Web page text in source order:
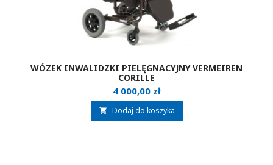
WÓZEK INWALIDZKI PIELĘGNACYJNY VERMEIREN
CORILLE
Cena
4 000,00 zł
 Dodaj do koszyka